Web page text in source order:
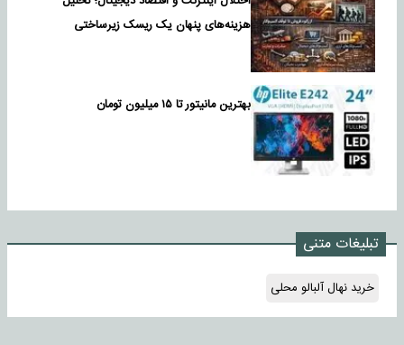
هزینه‌های پنهان یک ریسک زیرساختی
بهترین مانیتور تا ۱۵ میلیون تومان
تبلیغات متنی
خرید نهال آلبالو محلی